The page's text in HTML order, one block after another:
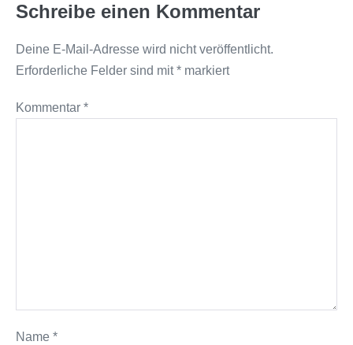
Schreibe einen Kommentar
Deine E-Mail-Adresse wird nicht veröffentlicht.
Erforderliche Felder sind mit* markiert
Kommentar *
Name *